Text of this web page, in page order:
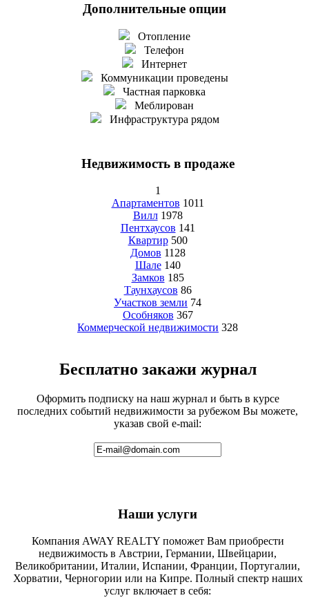
Дополнительные опции
Отопление
Телефон
Интернет
Коммуникации проведены
Частная парковка
Меблирован
Инфраструктура рядом
Недвижимость в продаже
1
Апартаментов 1011
Вилл 1978
Пентхаусов 141
Квартир 500
Домов 1128
Шале 140
Замков 185
Таунхаусов 86
Участков земли 74
Особняков 367
Коммерческой недвижимости 328
Бесплатно закажи журнал
Оформить подписку на наш журнал и быть в курсе
последних событий недвижимости за рубежом Вы можете,
указав свой e-mail:
Наши услуги
Компания AWAY REALTY поможет Вам приобрести
недвижимость в Австрии, Германии, Швейцарии,
Великобритании, Италии, Испании, Франции, Португалии,
Хорватии, Черногории или на Кипре. Полный спектр наших
услуг включает в себя: